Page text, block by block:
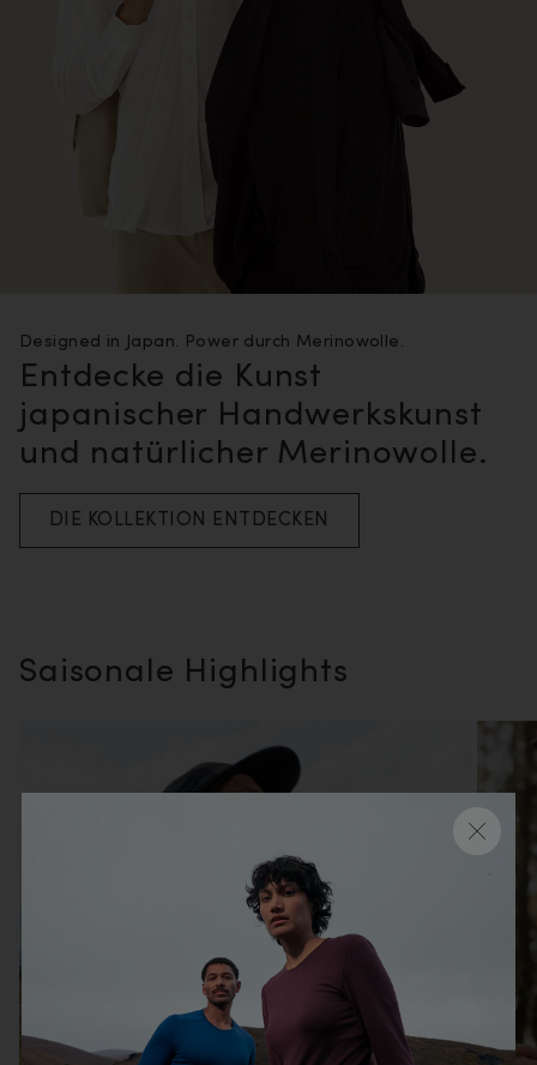
Designed in Japan. Power durch Merinowolle.
Entdecke die Kunst
japanischer Handwerkskunst
und natürlicher Merinowolle.
DIE KOLLEKTION ENTDECKEN
Saisonale Highlights